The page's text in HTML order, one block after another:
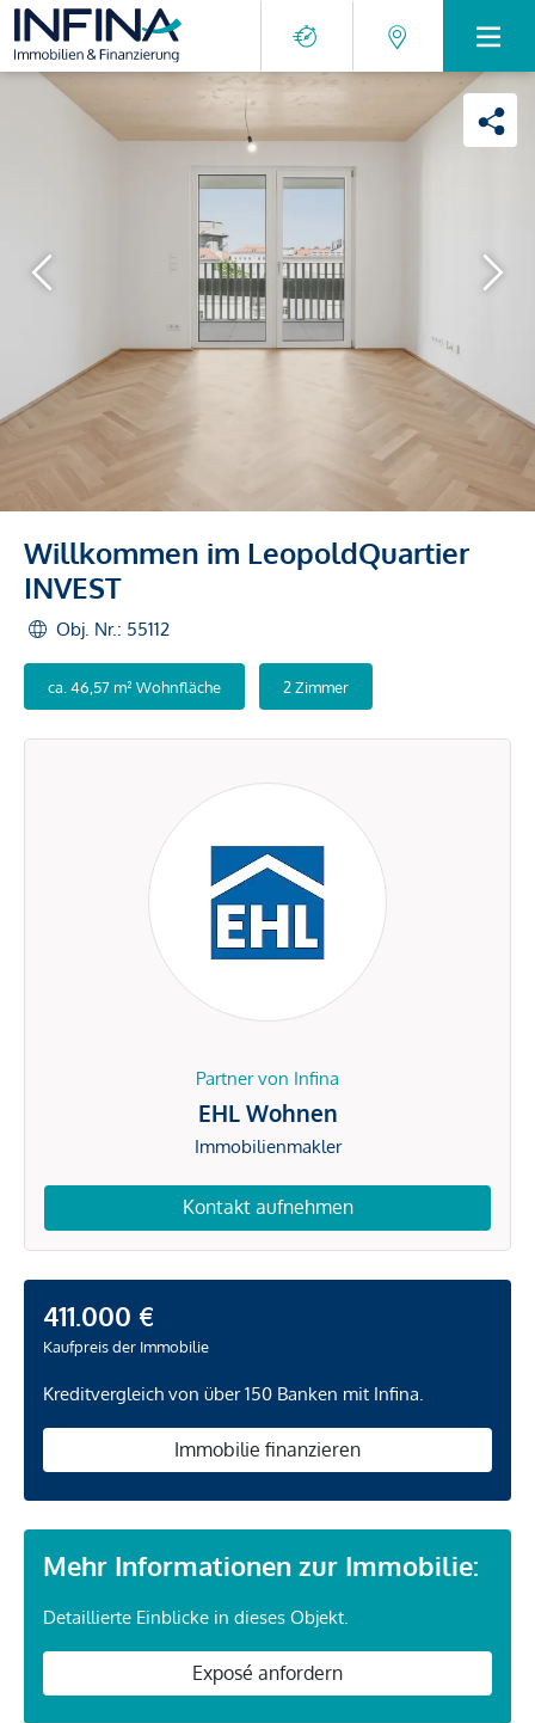
Willkommen im LeopoldQuartier
INVEST
Obj. Nr.: 55112
ca. 46,57 m² Wohnfläche 2 Zimmer
Partner von Infina
EHL Wohnen
Immobilienmakler
Kontakt aufnehmen
411.000 €
Kaufpreis der Immobilie
Kreditvergleich von über 150 Banken mit Infina.
Immobilie finanzieren
Mehr Informationen zur Immobilie:
Detaillierte Einblicke in dieses Objekt.
Exposé anfordern